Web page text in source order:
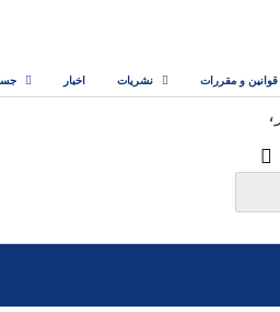
قوانین و مقررات نشریات اخبار